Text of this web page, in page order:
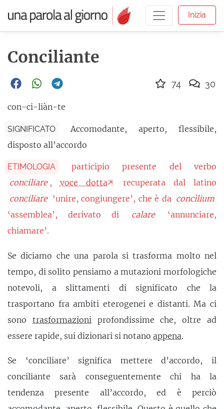
Inizia
Conciliante
con-ci-liàn-te
SIGNIFICATO
Accomodante, aperto, flessibile,
disposto all’accordo
ETIMOLOGIA
participio presente del verbo
conciliare , voce dotta
recuperata dal latino
conciliare ‘unire, congiungere’, che è da concìlium
‘assemblea’, derivato di
calare
‘annunciare,
chiamare’.
Se diciamo che una parola si trasforma molto nel
tempo, di solito pensiamo a mutazioni morfologiche
notevoli, a slittamenti di significato che la
trasportano fra ambiti eterogenei e distanti. Ma ci
sono trasformazioni profondissime che, oltre ad
essere rapide, sui dizionari si notano appena.
Se ‘conciliare’ significa mettere d’accordo, il
conciliante sarà conseguentemente chi ha la
tendenza presente all’accordo, ed è perciò
74 30